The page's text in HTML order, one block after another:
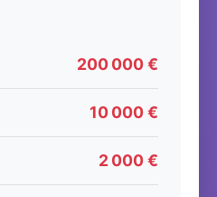
200 000 €
10 000 €
2 000 €